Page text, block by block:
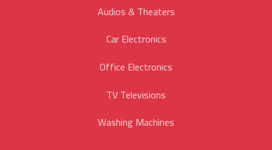
Audios & Theaters
Car Electronics
Office Electronics
TV Televisions
Washing Machines